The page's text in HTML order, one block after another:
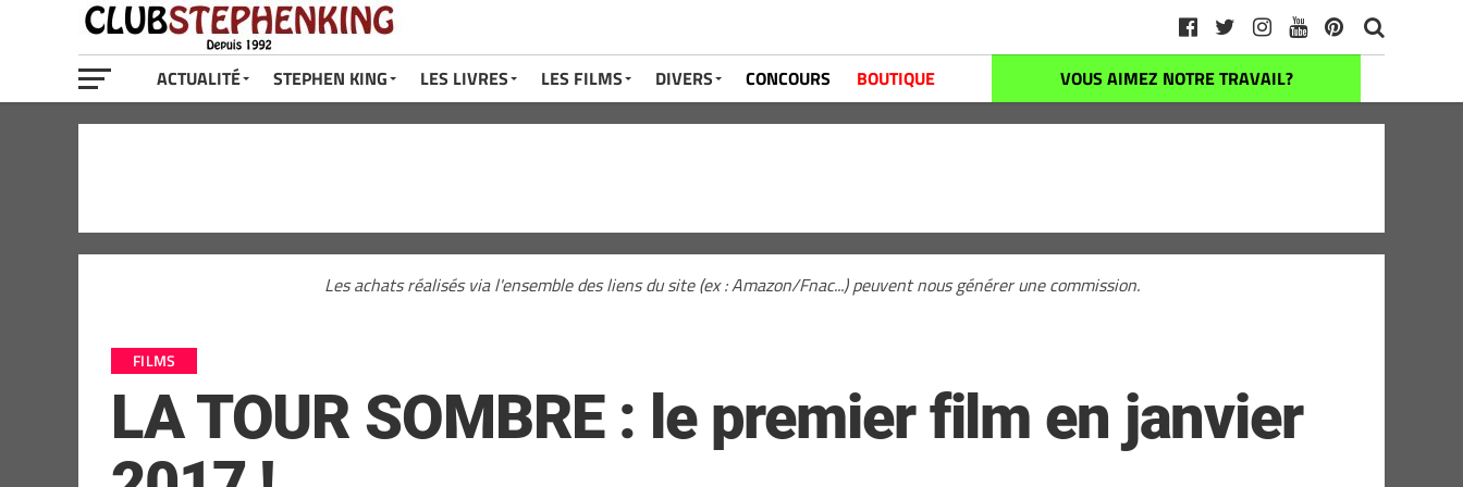
ACTUALITÉ STEPHEN KING LES LIVRES LES FILMS DIVERS CONCOURS BOUTIQUE VOUS AIMEZ NOTRE TRAVAIL?
Les achats réalisés via l'ensemble des liens du site (ex : Amazon/Fnac...) peuvent nous générer une commission.
FILMS
LA TOUR SOMBRE : le premier film en janvier